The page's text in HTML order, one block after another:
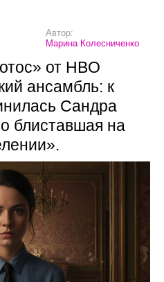
Автор:
Марина Колесниченко
от HBO
ансамбль: к
Сандра
блиставшая на